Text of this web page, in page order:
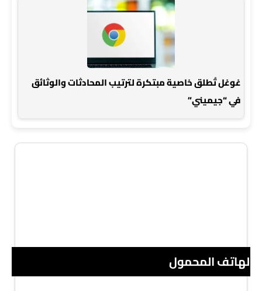
غوغل تُطلق خاصية مبتكرة لترتيب المحادثات والوثائق
في “جيميني”
الهاتف المحمول